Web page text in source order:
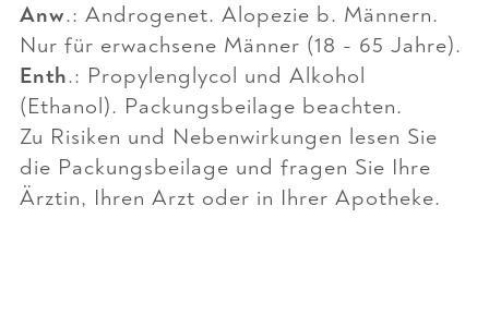
Anw.: Androgenet. Alopezie b. Männern.
Nur für erwachsene Männer (18 - 65 Jahre).
Enth.: Propylenglycol und Alkohol
(Ethanol). Packungsbeilage beachten.
Zu Risiken und Nebenwirkungen lesen Sie
die Packungsbeilage und fragen Sie Ihre
Ärztin, Ihren Arzt oder in Ihrer Apotheke.